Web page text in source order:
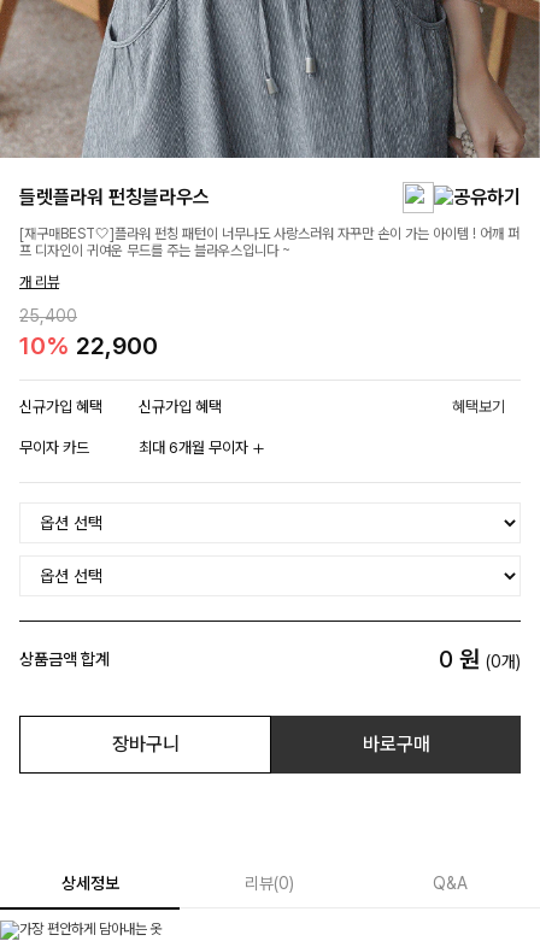
들렛플라워 펀칭블라우스
[재구매BEST🤍]플라워 펀칭 패턴이 너무나도 사랑스러워 자꾸만 손이 가는 아이템 ! 어깨 퍼
프 디자인이 귀여운 무드를 주는 블라우스입니다 ~
개 리뷰
25,400
10% 22,900
신규가입 혜택 신규가입 혜택 혜택보기
무이자 카드 최대 6개월 무이자
상품금액 합계 0 원 (0개)
장바구니 바로구매
상세정보 리뷰(0) Q&A